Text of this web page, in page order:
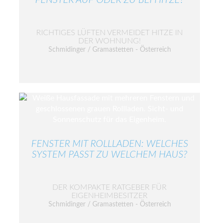
RICHTIGES LÜFTEN VERMEIDET HITZE IN
DER WOHNUNG!
Schmidinger / Gramastetten - Österreich
FENSTER MIT ROLLLADEN: WELCHES
SYSTEM PASST ZU WELCHEM HAUS?
DER KOMPAKTE RATGEBER FÜR
EIGENHEIMBESITZER
Schmidinger / Gramastetten - Österreich